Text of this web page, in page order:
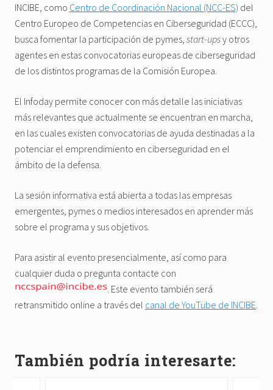
INCIBE, como Centro de Coordinación Nacional (NCC-ES) del
Centro Europeo de Competencias en Ciberseguridad (ECCC),
busca fomentar la participación de pymes, start-upsy otros
agentes en estas convocatorias europeas de ciberseguridad
de los distintos programas de la Comisión Europea.
El Infoday permite conocer con más detalle las iniciativas
más relevantes que actualmente se encuentran en marcha,
en las cuales existen convocatorias de ayuda destinadas a la
potenciar el emprendimiento en ciberseguridad en el
ámbito de la defensa.
La sesión informativa está abierta a todas las empresas
emergentes, pymes o medios interesados en aprender más
sobre el programa y sus objetivos.
Para asistir al evento presencialmente, así como para
cualquier duda o pregunta contacte con
. Este evento también será
retransmitido online a través del canal de YouTube de INCIBE
También podría interesarte: